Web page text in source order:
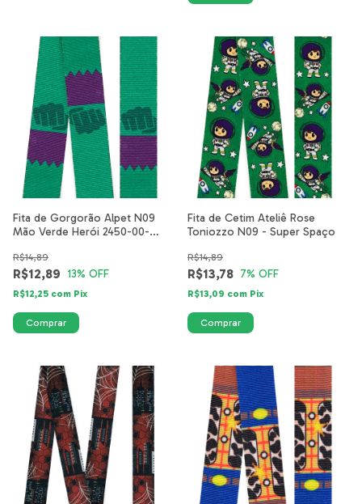
Fita de Gorgorão Alpet N09
Mão Verde Herói 2450-00-
R$12,89
R$14,89
13% OFF
R$12,25 com Pix
Fita de Cetim Ateliê Rose
Toniozzo N09 - Super Spaço
R$13,78
R$14,89
7% OFF
R$13,09 com Pix